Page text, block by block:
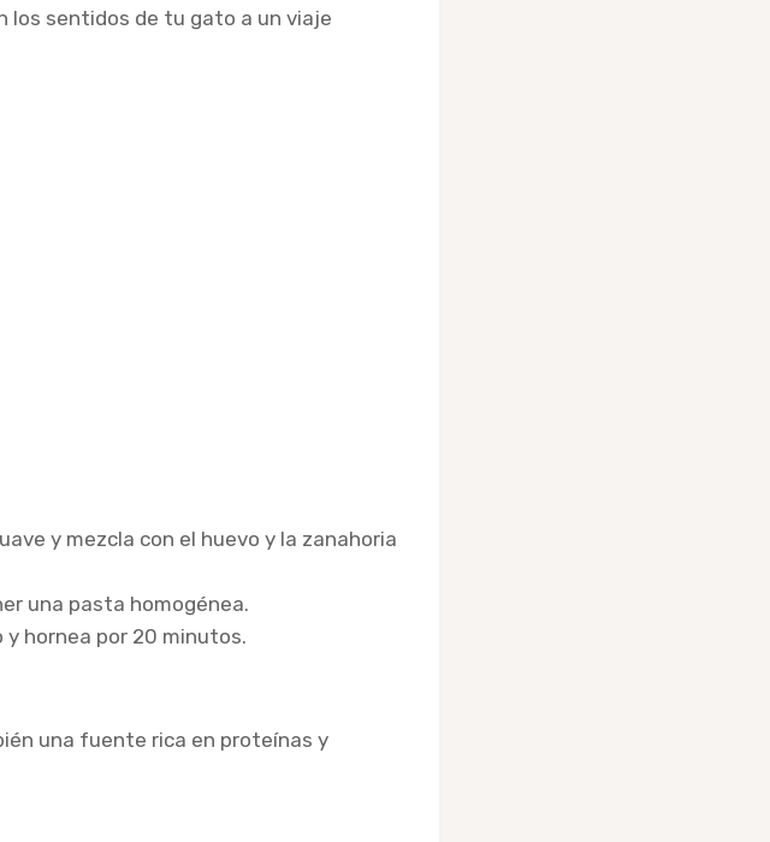
los sentidos de tu gato a un viaje
y mezcla con el huevo y la zanahoria
una pasta homogénea.
y hornea por 20 minutos.
una fuente rica en proteínas y